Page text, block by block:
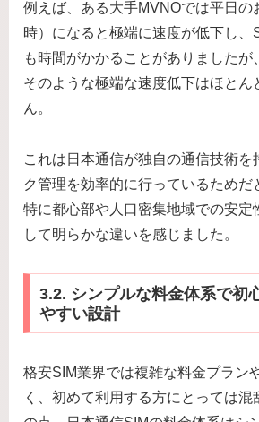
例えば、ある大手MVNOでは平日の
時）になると極端に速度が低下し、
も時間がかかることがありましたが
そのような極端な速度低下はほとん
ん。
これは日本通信が独自の通信技術を
ク管理を効率的に行っているためだ
特に都心部や人口密集地域での安定
して明らかな違いを感じました。
3.2. シンプルな料金体系で初
やすい設計
格安SIM業界では複雑な料金プラン
く、初めて利用する方にとっては混